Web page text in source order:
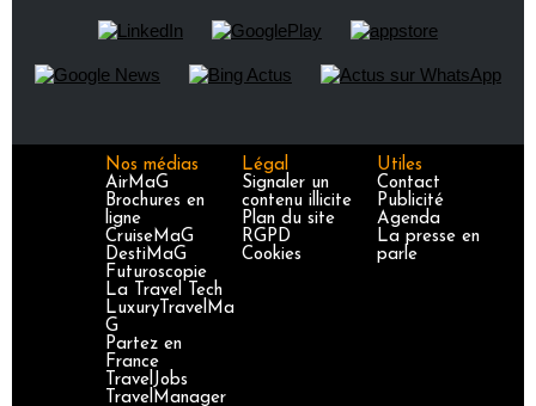
Nos médias
AirMaG
Brochures en
ligne
CruiseMaG
DestiMaG
Futuroscopie
La Travel Tech
LuxuryTravelMa
G
Partez en
France
TravelJobs
TravelManager
Légal
Signaler un
contenu illicite
Plan du site
RGPD
Cookies
Utiles
Contact
Publicité
Agenda
La presse en
parle